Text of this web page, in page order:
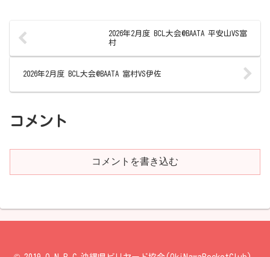
2026年2月度 BCL大会@BAATA 平安山VS富
村
2026年2月度 BCL大会@BAATA 富村VS伊佐
コメント
コメントを書き込む